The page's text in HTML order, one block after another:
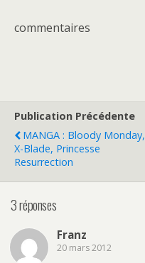
commentaires
Publication Précédente
MANGA : Bloody Monday,
X-Blade, Princesse
Resurrection
3 réponses
Franz
20 mars 2012